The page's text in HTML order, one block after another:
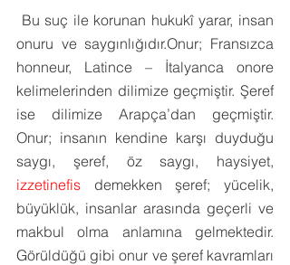
onuru ve saygınlığıdır.Onur; Fransızca
honneur, Latince – İtalyanca onore
kelimelerinden dilimize geçmiştir. Şeref
ise dilimize Arapça’dan geçmiştir.
Onur; insanın kendine karşı duyduğu
izzetinefis demekken şeref; yücelik,
büyüklük, insanlar arasında geçerli ve
makbul olma anlamına gelmektedir.
Görüldüğü gibi onur ve şeref kavramları